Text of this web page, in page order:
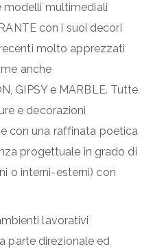
modelli multimediali
con i suoi decori
molto apprezzati
anche
GIPSY e MARBLE. Tutte
e decorazioni
con una raffinata poetica
progettuale in grado di
o interni-esterni) con
lavorativi
parte direzionale ed